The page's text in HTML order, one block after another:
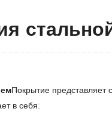
Покрытие представляет
в себя: